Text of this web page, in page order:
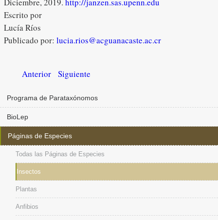
Diciembre, 2019. http://janzen.sas.upenn.edu
Escrito por
Lucía Ríos
Publicado por: lucia.rios@acguanacaste.ac.cr
Anterior Siguiente
Programa de Parataxónomos
BioLep
Páginas de Especies
Todas las Páginas de Especies
Insectos
Plantas
Anfibios